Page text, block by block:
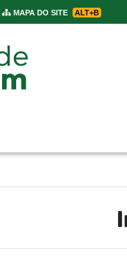
MAPA DO SITE ALT+B